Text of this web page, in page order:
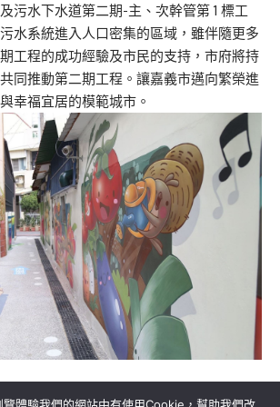
污水下水道第二期-主、次幹管第 1 標工
水系統進入人口密集的區域，雖伴隨更多
工程的成功經驗及市民的支持，市府將持
同推動第二期工程。讓嘉義市邁向繁榮進
幸福宜居的模範城市。